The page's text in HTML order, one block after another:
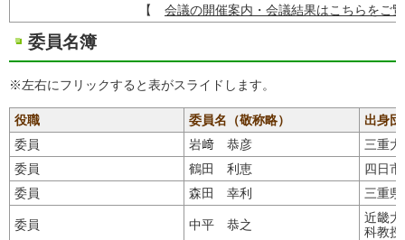
【 会議の開催案内・会議結果はこちらをご
委員名簿
※左右にフリックすると表がスライドします。
役職 委員名（敬称略）
出身
委員
岩﨑 恭彦
三重
委員
鶴田 利恵
四日
委員
森田 幸利 三重
委員 中平 恭之
近畿
科教授